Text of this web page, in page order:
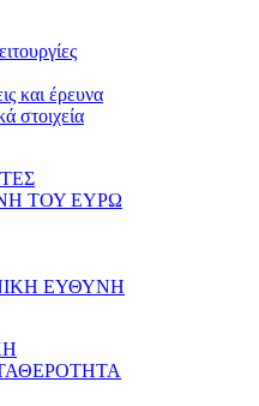
και έρευνα
στοιχεία
ΤΟΥ ΕΥΡΩ
ΕΥΘΥΝΗ